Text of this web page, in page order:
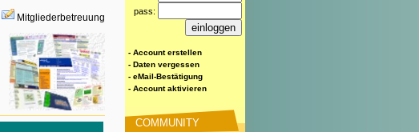
Mitgliederbetreuung
pass:
- Account erstellen
- Daten vergessen
- eMail-Bestätigung
- Account aktivieren
COMMUNITY